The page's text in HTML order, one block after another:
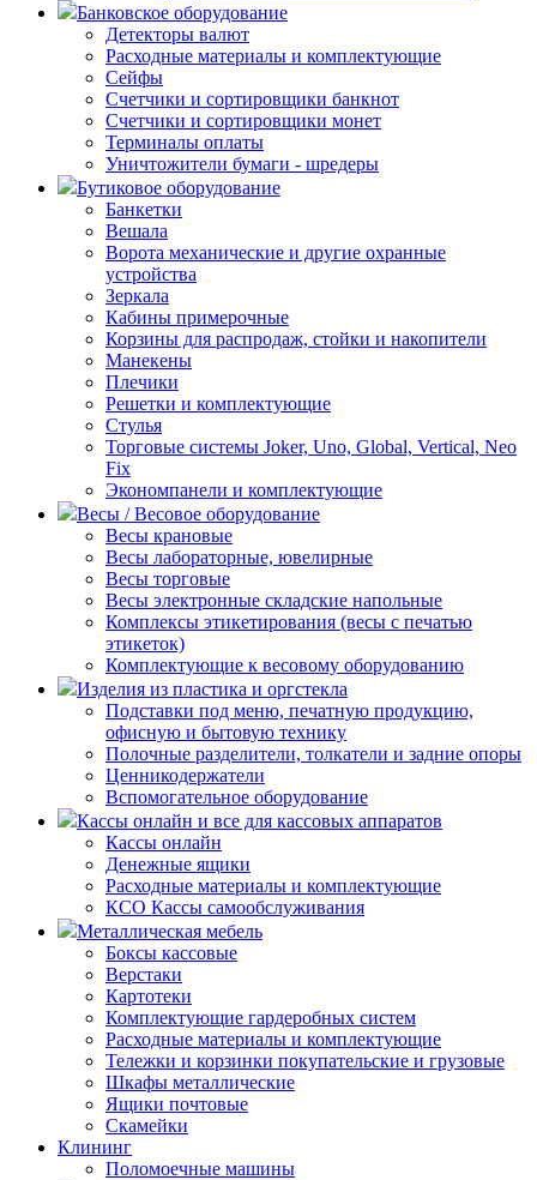
Банковское оборудование
Детекторы валют
Расходные материалы и комплектующие
Сейфы
Счетчики и сортировщики банкнот
Счетчики и сортировщики монет
Терминалы оплаты
Уничтожители бумаги - шредеры
Бутиковое оборудование
Банкетки
Вешала
Ворота механические и другие охранные
устройства
Зеркала
Кабины примерочные
Корзины для распродаж, стойки и накопители
Манекены
Плечики
Решетки и комплектующие
Стулья
Торговые системы Joker, Uno, Global, Vertical, Neo
Fix
Экономпанели и комплектующие
Весы / Весовое оборудование
Весы крановые
Весы лабораторные, ювелирные
Весы торговые
Весы электронные складские напольные
Комплексы этикетирования (весы с печатью
этикеток)
Комплектующие к весовому оборудованию
Изделия из пластика и оргстекла
Подставки под меню, печатную продукцию,
офисную и бытовую технику
Полочные разделители, толкатели и задние опоры
Ценникодержатели
Вспомогательное оборудование
Кассы онлайн и все для кассовых аппаратов
Кассы онлайн
Денежные ящики
Расходные материалы и комплектующие
КСО Кассы самообслуживания
Металлическая мебель
Боксы кассовые
Верстаки
Картотеки
Комплектующие гардеробных систем
Расходные материалы и комплектующие
Тележки и корзинки покупательские и грузовые
Шкафы металлические
Ящики почтовые
Скамейки
Клининг
Поломоечные машины